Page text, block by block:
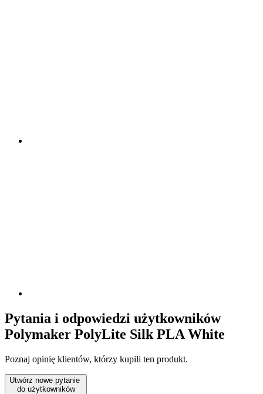
Pytania i odpowiedzi użytkowników
Polymaker PolyLite Silk PLA White
Poznaj opinię klientów, którzy kupili ten produkt.
Utwórz nowe pytanie
do użytkowników